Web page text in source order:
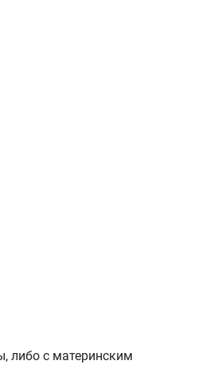
либо с материнским